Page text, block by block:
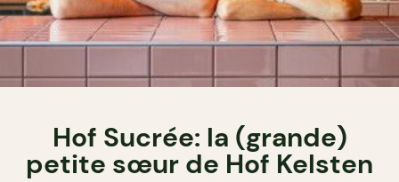
Hof Sucrée: la (grande)
petite sœur de Hof Kelsten